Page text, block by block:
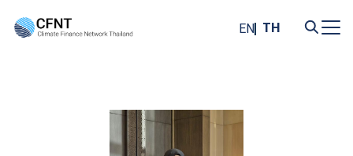
EN TH